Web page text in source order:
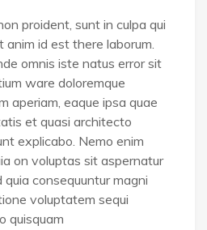
proident, sunt in culpa qui
id est there laborum.
omnis iste natus error sit
ware doloremque
aperiam, eaque ipsa quae
et quasi architecto
explicabo. Nemo enim
on voluptas sit aspernatur
consequuntur magni
voluptatem sequi
quisquam